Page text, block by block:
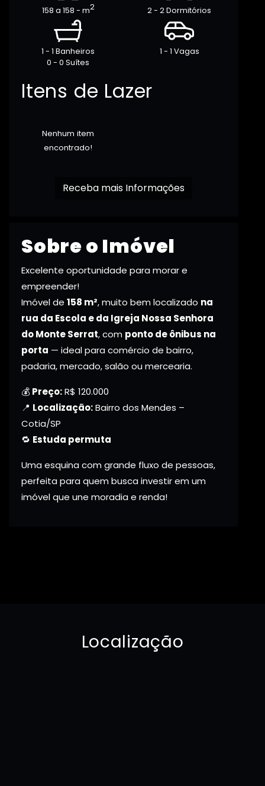
158 a 158 - m2 2 - 2 Dormitórios
1 - 1 Banheiros
0 - 0 Suítes
1 - 1 Vagas
Itens de Lazer
Nenhum item
encontrado!
Receba mais Informações
Sobre o Imóvel
Excelente oportunidade para morar e
empreender!
Imóvel de 158 m², muito bem localizado na
rua da Escola e da Igreja Nossa Senhora
do Monte Serrat, com ponto de ônibus na
porta — ideal para comércio de bairro,
padaria, mercado, salão ou mercearia.
💰 Preço:R$ 120.000
📍 Localização:Bairro dos Mendes –
Cotia/SP
🔁 Estuda permuta
Uma esquina com grande fluxo de pessoas,
perfeita para quem busca investir em um
imóvel que une moradia e renda!
Localização